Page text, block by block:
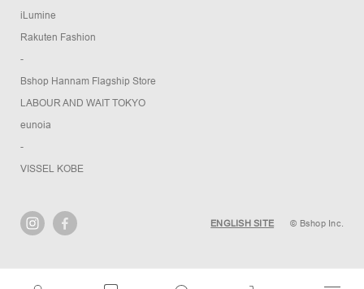
iLumine
Rakuten Fashion
-
Bshop Hannam Flagship Store
LABOUR AND WAIT TOKYO
eunoia
-
VISSEL KOBE
ENGLISH SITE © Bshop Inc.